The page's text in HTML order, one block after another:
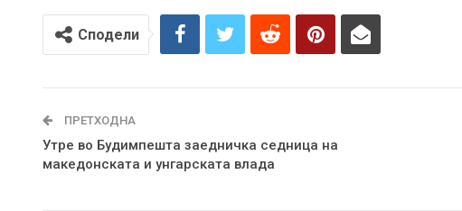
Сподели
ПРЕТХОДНА
Утре во Будимпешта заедничка седница на
македонската и унгарската влада